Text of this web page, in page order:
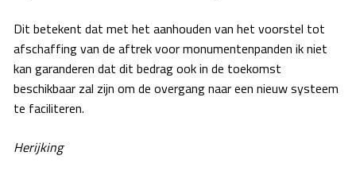
Dit betekent dat met het aanhouden van het voorstel tot
afschaffing van de aftrek voor monumentenpanden ik niet
kan garanderen dat dit bedrag ook in de toekomst
beschikbaar zal zijn om de overgang naar een nieuw systeem
te faciliteren.
Herijking